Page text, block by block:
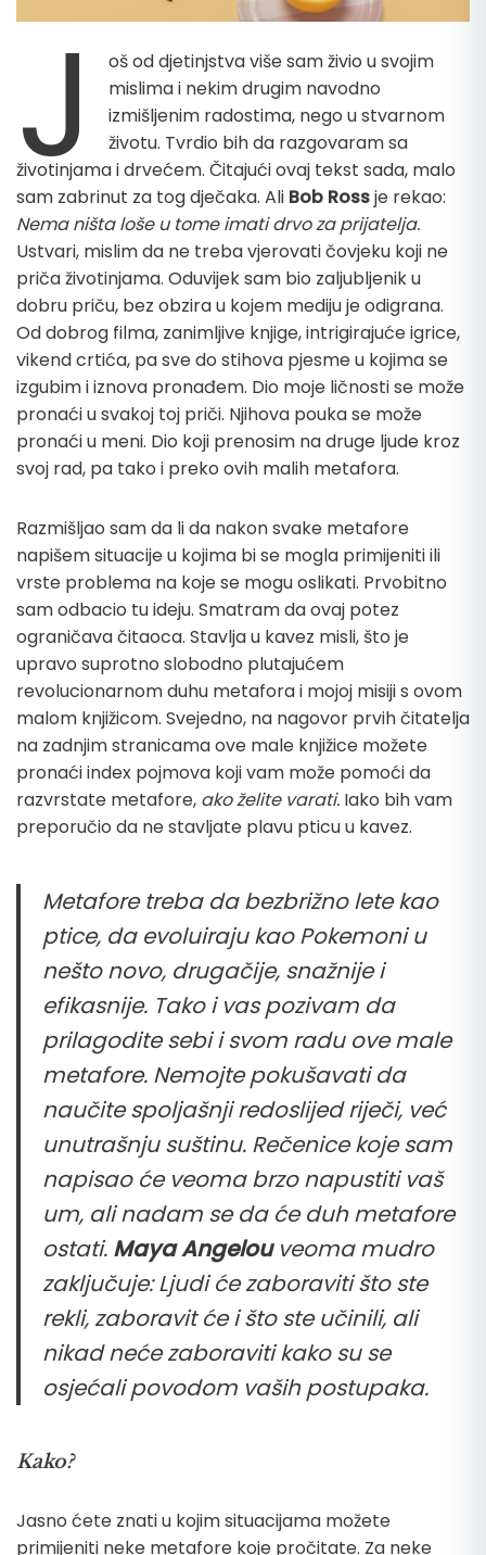
J
oš od djetinjstva više sam živio u svojim
mislima i nekim drugim navodno
izmišljenim radostima, nego u stvarnom
životu. Tvrdio bih da razgovaram sa
životinjama i drvećem. Čitajući ovaj tekst sada, malo
sam zabrinut za tog dječaka. Ali Bob Rossje rekao:
Nema ništa loše u tome imati drvo za prijatelja.
Ustvari, mislim da ne treba vjerovati čovjeku koji ne
priča životinjama. Oduvijek sam bio zaljubljenik u
dobru priču, bez obzira u kojem mediju je odigrana.
Od dobrog filma, zanimljive knjige, intrigirajuće igrice,
vikend crtića, pa sve do stihova pjesme u kojima se
izgubim i iznova pronađem. Dio moje ličnosti se može
pronaći u svakoj toj priči. Njihova pouka se može
pronaći u meni. Dio koji prenosim na druge ljude kroz
svoj rad, pa tako i preko ovih malih metafora.
Razmišljao sam da li da nakon svake metafore
napišem situacije u kojima bi se mogla primijeniti ili
vrste problema na koje se mogu oslikati. Prvobitno
sam odbacio tu ideju. Smatram da ovaj potez
ograničava čitaoca. Stavlja u kavez misli, što je
upravo suprotno slobodno plutajućem
revolucionarnom duhu metafora i mojoj misiji s ovom
malom knjižicom. Svejedno, na nagovor prvih čitatelja
na zadnjim stranicama ove male knjižice možete
pronaći index pojmova koji vam može pomoći da
razvrstate metafore, ako želite varati. Iako bih vam
preporučio da ne stavljate plavu pticu u kavez.
Metafore treba da bezbrižno lete kao
ptice, da evoluiraju kao Pokemoni u
nešto novo, drugačije, snažnije i
efikasnije. Tako i vas pozivam da
prilagodite sebi i svom radu ove male
metafore. Nemojte pokušavati da
naučite spoljašnji redoslijed riječi, već
unutrašnju suštinu. Rečenice koje sam
napisao će veoma brzo napustiti vaš
um, ali nadam se da će duh metafore
ostati. Maya Angelou veoma mudro
zaključuje:Ljudi će zaboraviti što ste
rekli, zaboravit će i što ste učinili, ali
nikad neće zaboraviti kako su se
osjećali povodom vaših postupaka.
Kako?
Jasno ćete znati u kojim situacijama možete
primijeniti neke metafore koje pročitate. Za neke